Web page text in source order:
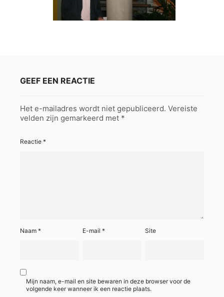
GEEF EEN REACTIE
Het e-mailadres wordt niet gepubliceerd. Vereiste
velden zijn gemarkeerd met *
Reactie *
Naam * E-mail* Site
Mijn naam, e-mail en site bewaren in deze browser voor de
volgende keer wanneer ik een reactie plaats.